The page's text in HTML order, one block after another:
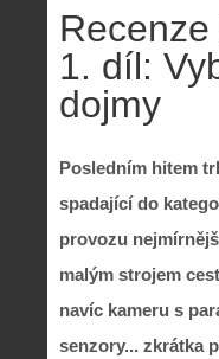
1. díl:
dojmy
Posledním hitem
spadající do
provozu
malým strojem
navíc kameru s
senzory... zkrátka